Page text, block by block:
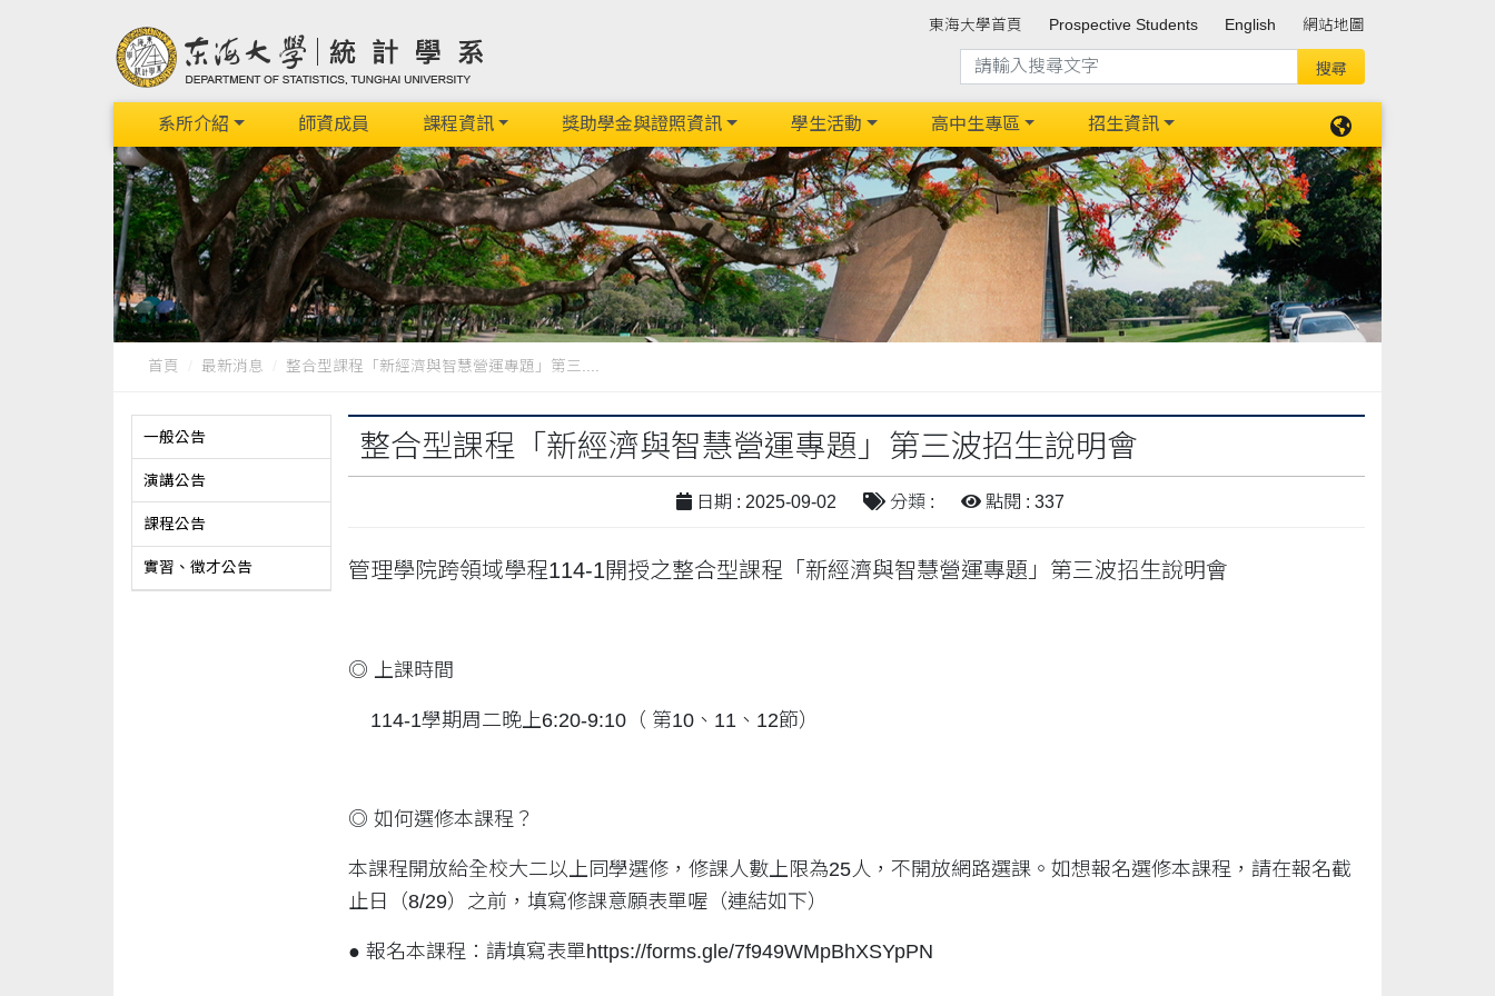
東海大學首頁 Prospective Students English 網站地圖
系所介紹 師資成員 課程資訊 獎助學金與證照資訊 學生活動 高中生專區 招生資訊
首頁 最新消息 整合型課程「新經濟與智慧營運專題」第三....
一般公告
演講公告
課程公告
實習、徵才公告
整合型課程「新經濟與智慧營運專題」第三波招生說明會
日期 : 2025-09-02 分類 : 點閱 : 337
管理學院跨領域學程114-1開授之整合型課程「新經濟與智慧營運專題」第三波招生說明會
◎ 上課時間
114-1學期周二晚上6:20-9:10（ 第10、11、12節）
◎ 如何選修本課程？
本課程開放給全校大二以上同學選修，修課人數上限為25人，不開放網路選課。如想報名選修本課程，請在報名截
止日（8/29）之前，填寫修課意願表單喔（連結如下）
● 報名本課程：請填寫表單https://forms.gle/7f949WMpBhXSYpPN